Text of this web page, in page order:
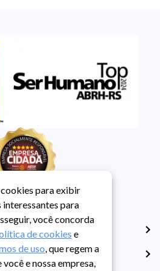
cookies para exibir
interessantes para
você concorda
de cookies e
de uso, que regem a
e nossa empresa,